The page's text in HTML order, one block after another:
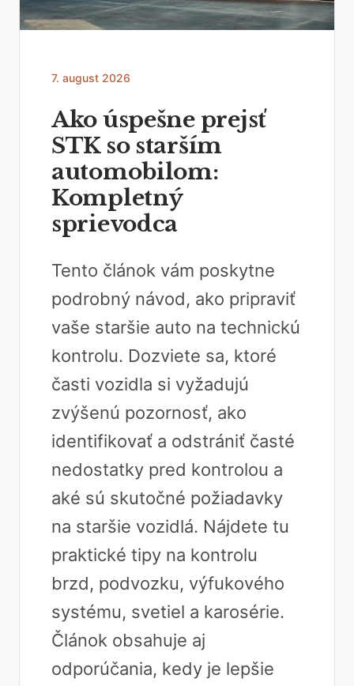
7. august 2026
Ako úspešne prejsť
STK so starším
automobilom:
Kompletný
sprievodca
Tento článok vám poskytne
podrobný návod, ako pripraviť
vaše staršie auto na technickú
kontrolu. Dozviete sa, ktoré
časti vozidla si vyžadujú
zvýšenú pozornosť, ako
identifikovať a odstrániť časté
nedostatky pred kontrolou a
aké sú skutočné požiadavky
na staršie vozidlá. Nájdete tu
praktické tipy na kontrolu
brzd, podvozku, výfukového
systému, svetiel a karosérie.
Článok obsahuje aj
odporúčania, kedy je lepšie